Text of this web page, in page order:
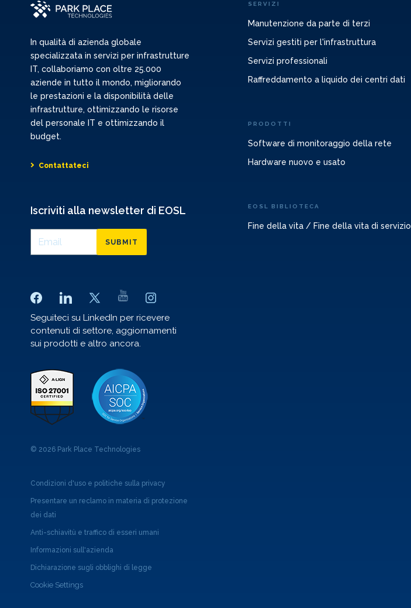
In qualità di azienda globale
specializzata in servizi per infrastrutture
IT, collaboriamo con oltre 25.000
aziende in tutto il mondo, migliorando
le prestazioni e la disponibilità delle
infrastrutture, ottimizzando le risorse
del personale IT e ottimizzando il
budget.
Contattateci
Iscriviti alla newsletter di EOSL
SUBMIT
Seguiteci su LinkedIn per ricevere
contenuti di settore, aggiornamenti
sui prodotti e altro ancora.
© 2026 Park Place Technologies
Condizioni d'uso e politiche sulla privacy
Presentare un reclamo in materia di protezione
dei dati
Anti-schiavitù e traffico di esseri umani
Informazioni sull'azienda
Dichiarazione sugli obblighi di legge
Cookie Settings
SERVIZI
Manutenzione da parte di terzi
Servizi gestiti per l'infrastruttura
Servizi professionali
Raffreddamento a liquido dei centri dati
PRODOTTI
Software di monitoraggio della rete
Hardware nuovo e usato
EOSL BIBLIOTECA
Fine della vita / Fine della vita di servizio